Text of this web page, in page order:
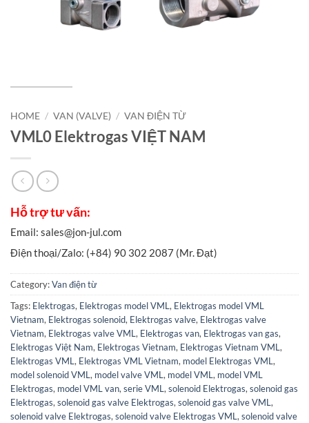
HOME / VAN (VALVE) / VAN ĐIỆN TỪ
VML0 Elektrogas VIỆT NAM
Category:Van điện từ
Tags: Elektrogas, Elektrogas model VML, Elektrogas model VML
Vietnam, Elektrogas solenoid, Elektrogas valve, Elektrogas valve
Vietnam, Elektrogas valve VML, Elektrogas van, Elektrogas van gas,
Elektrogas Việt Nam, Elektrogas Vietnam, Elektrogas Vietnam VML,
Elektrogas VML, Elektrogas VML Vietnam, model Elektrogas VML,
model solenoid VML, model valve VML, model VML, model VML
Elektrogas, model VML van,serie VML,solenoid Elektrogas,solenoid gas
Elektrogas,solenoid gas valve Elektrogas,solenoid gas valve VML,
solenoid valve Elektrogas,solenoid valve Elektrogas VML,solenoid valve